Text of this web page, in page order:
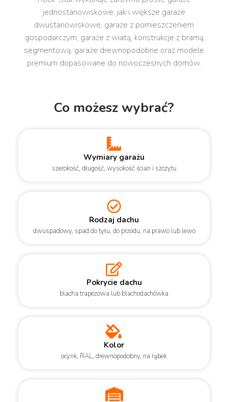
jednostanowiskowe, jak i większe garaże
dwustanowiskowe, garaże z pomieszczeniem
gospodarczym, garaże z wiatą, konstrukcje z bramą
segmentową, garaże drewnopodobne oraz modele
premium dopasowane do nowoczesnych domów.
Co możesz wybrać?
Wymiary garażu
szerokość, długość, wysokość ścian i szczytu
Rodzaj dachu
dwuspadowy, spad do tyłu, do przodu, na prawo lub lewo
Pokrycie dachu
blacha trapezowa lub blachodachówka
Kolor
ocynk, RAL, drewnopodobny, na rąbek